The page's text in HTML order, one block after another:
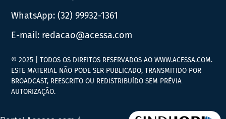
WhatsApp:(32) 99932-1361
E-mail: redacao@acessa.com
© 2025 | TODOS OS DIREITOS RESERVADOS AO WWW.ACESSA.COM.
ESTE MATERIAL NÃO PODE SER PUBLICADO, TRANSMITIDO POR
BROADCAST, REESCRITO OU REDISTRIBUÍDO SEM PRÉVIA
AUTORIZAÇÃO.